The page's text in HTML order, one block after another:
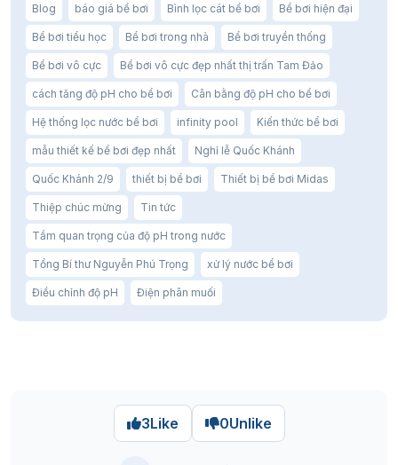
Hồ bơi villa
Resort cao cấp
Hồ bơi trang trí
Đèn halogen (công nghệ cũ)
Nhược điểm:
Tiêu thụ điện lớn
Sinh nhiệt cao
Tuổi thọ thấp
👉 Hiện nay gần như không còn được sử dụng
Không thay thế ánh sáng chính
Tạo hiệu ứng trong sự kiện
Blog báo giá bể bơi Bình lọc cát bể bơi Bể bơi hiện đại
Bể bơi tiểu học Bể bơi trong nhà Bể bơi truyền thống
Bể bơi vô cực Bể bơi vô cực đẹp nhất thị trấn Tam Đảo
cách tăng độ pH cho bể bơi Cân bằng độ pH cho bể bơi
Hệ thống lọc nước bể bơi infinity pool Kiến thức bể bơi
mẫu thiết kế bể bơi đẹp nhất Nghỉ lễ Quốc Khánh
Quốc Khánh 2/9 thiết bị bể bơi Thiết bị bể bơi Midas
Thiệp chúc mừng Tin tức
Tầm quan trọng của độ pH trong nước
Tổng Bí thư Nguyễn Phú Trọng xử lý nước bể bơi
Điều chỉnh độ pH Điện phân muối
3Like 0Unlike